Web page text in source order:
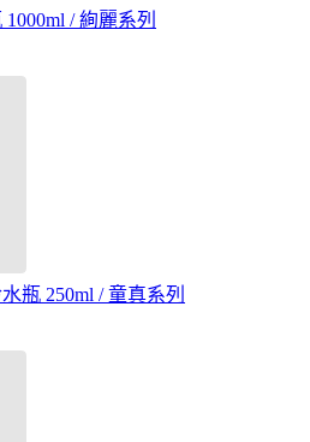
/ 絢麗系列
瓶 250ml / 童真系列